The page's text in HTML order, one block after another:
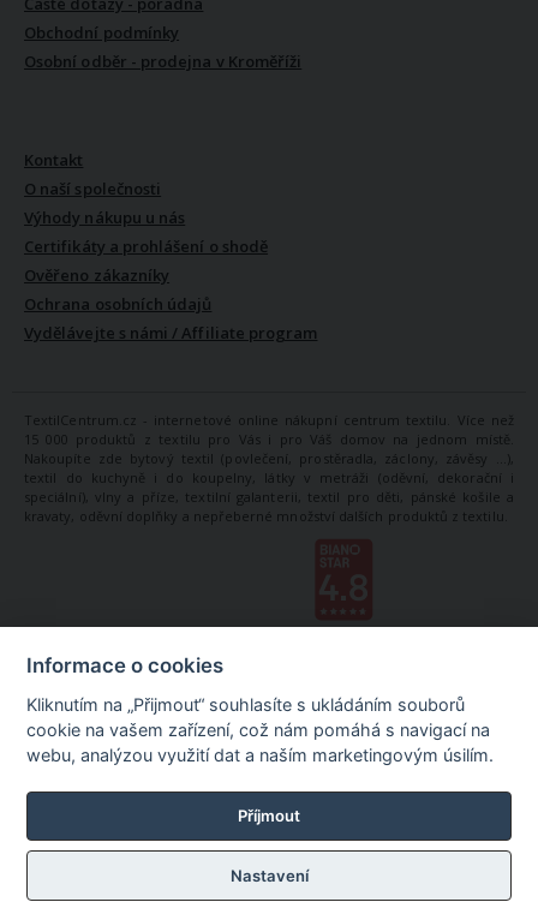
Obchodní podmínky
Osobní odběr - prodejna v Kroměříži
Kontakt
O naší společnosti
Výhody nákupu u nás
Certifikáty a prohlášení o shodě
Ověřeno zákazníky
Ochrana osobních údajů
Vydělávejte s námi / Affiliate program
TextilCentrum.cz - internetové online nákupní centrum textilu. Více než
15 000 produktů z textilu pro Vás i pro Váš domov na jednom místě.
Nakoupíte zde bytový textil (povlečení, prostěradla, záclony, závěsy ...),
textil do kuchyně i do koupelny, látky v metráži (oděvní, dekorační i
speciální), vlny a příze, textilní galanterii, textil pro děti, pánské košile a
kravaty, oděvní doplňky a nepřeberné množství dalších produktů z textilu.
Informace o cookies
Kliknutím na „Přijmout“ souhlasíte s ukládáním souborů
cookie na vašem zařízení, což nám pomáhá s navigací na
webu, analýzou využití dat a naším marketingovým úsilím.
Příjmout
Nastavení